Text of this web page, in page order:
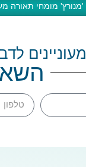
'מנורץ' מומחי תאורה מעל 25 שנה | צרו עמנו קשר לקבלת
מעוניינים